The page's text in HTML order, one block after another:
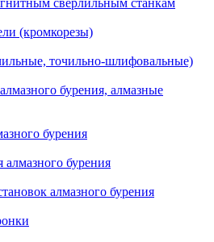
сверлильным станкам
(кромкорезы)
точильно-шлифовальные)
бурения, алмазные
бурения
алмазного бурения
алмазного бурения